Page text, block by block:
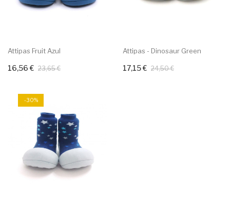
Attipas Fruit Azul
16,56 € 23,65 €
Adicionar ao carrinho
Attipas - Dinosaur Green
17,15 € 24,50 €
Adicionar ao carrinho
-30%